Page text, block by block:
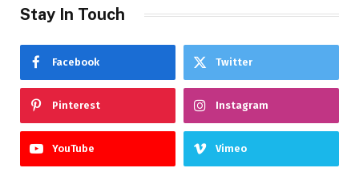
Stay In Touch
Facebook Twitter
Pinterest Instagram
YouTube Vimeo